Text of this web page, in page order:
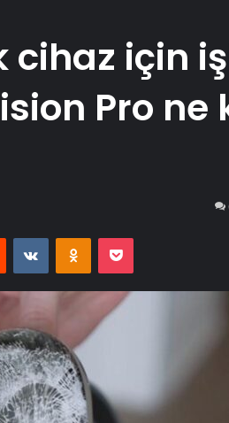
cihaz için
Pro ne
Reddit VKontakteOdnoklassniki
Pocket